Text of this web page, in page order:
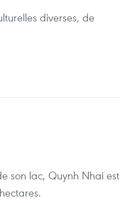
diverses, de
son lac, Quynh Nhai est